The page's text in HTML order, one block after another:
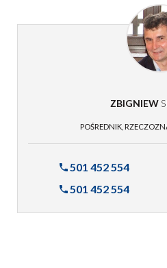
ZBIGNIEW
POŚREDNIK,
501 452 554
501 452 554